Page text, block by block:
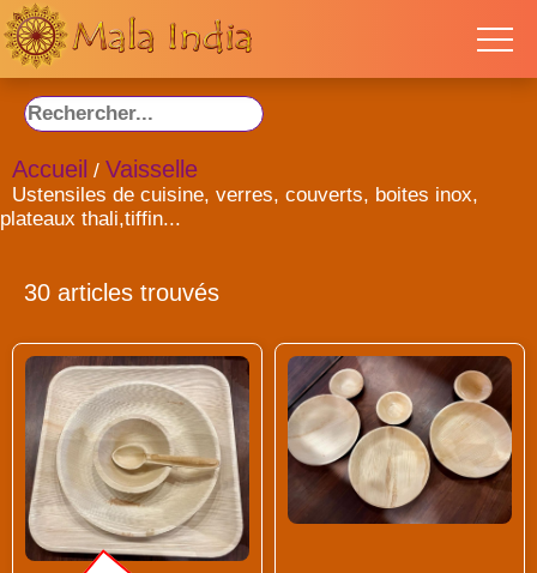
Accueil / Vaisselle
Ustensiles de cuisine, verres, couverts, boites inox,
plateaux thali,tiffin...
30 articles trouvés